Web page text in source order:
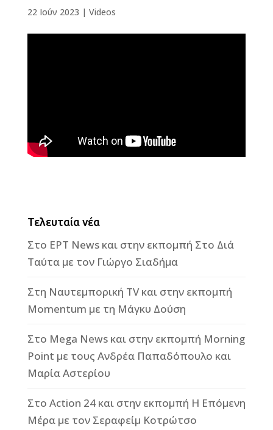
22 Ιούν 2023 | Videos
Τελευταία νέα
Στο ΕΡΤ News και στην εκπομπή Στο Διά
Ταύτα με τον Γιώργο Σιαδήμα
Στη Ναυτεμπορική TV και στην εκπομπή
Momentum με τη Μάγκυ Δούση
Στο Mega News και στην εκπομπή Morning
Point με τους Ανδρέα Παπαδόπουλο και
Μαρία Αστερίου
Στο Action 24 και στην εκπομπή Η Επόμενη
Μέρα με τον Σεραφείμ Κοτρώτσο